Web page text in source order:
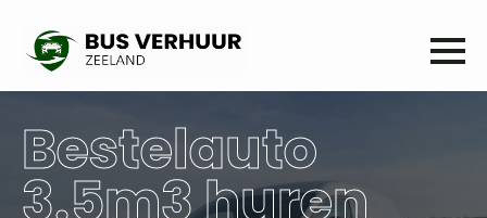
Bestelauto
3.5m3 huren